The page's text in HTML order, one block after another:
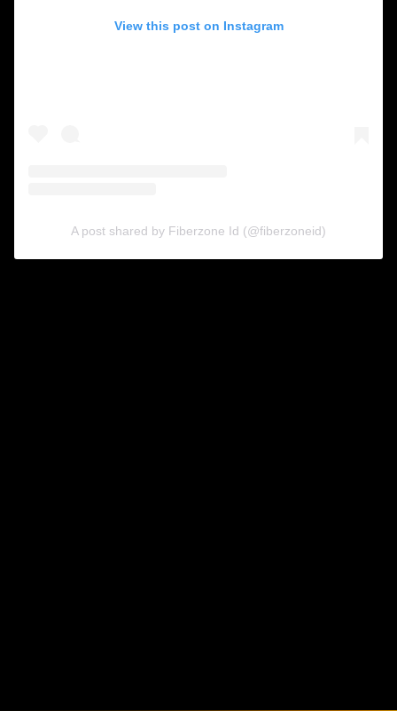
View this post on Instagram
A post shared by Fiberzone Id (@fiberzoneid)